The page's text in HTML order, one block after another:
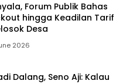
Forum Publik Bahas
hingga Keadilan Tarif
Desa
2026
Dalang, Seno Aji: Kalau